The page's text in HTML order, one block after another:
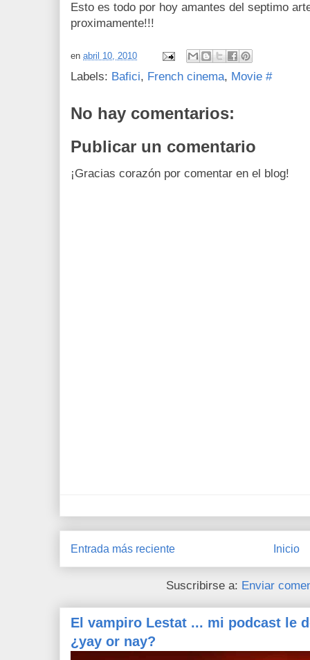
Esto es todo por hoy amantes del septimo
proximamente!!!
en abril 10, 2010
Labels: Bafici, French cinema, Movie #
No hay comentarios:
Publicar un comentario
¡Gracias corazón por comentar en el blog!
Entrada más reciente Inicio
Suscribirse a: Enviar
El vampiro Lestat ... mi podcast le
¿yay or nay?